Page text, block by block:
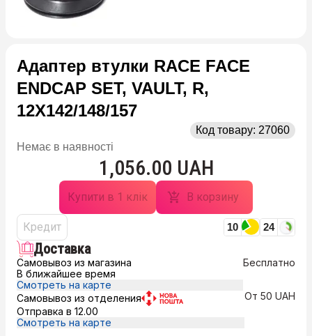
Адаптер втулки RACE FACE
ENDCAP SET, VAULT, R,
12X142/148/157
Код товару: 27060
Немає в наявності
1,056.00 UAH
Купити в 1 клік В корзину
Кредит 10 24
Доставка
Самовывоз из магазина
В ближайшее время
Смотреть на карте
Бесплатно
Самовывоз из отделения
Отправка в 12.00
Смотреть на карте
От 50 UAH